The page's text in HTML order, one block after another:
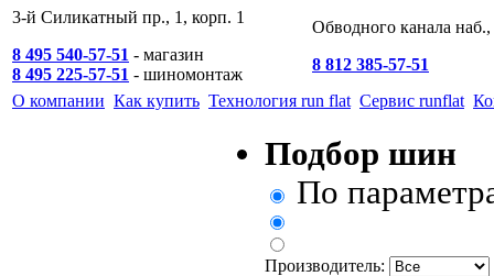
3-й Силикатный пр., 1, корп. 1
8 495 540-57-51 - магазин
8 495 225-57-51 - шиномонтаж
Обводного канала
8 812 385-57-51
О компании Как купить Технология run flat Сервис runflat
Подбор шин
По
Производитель: